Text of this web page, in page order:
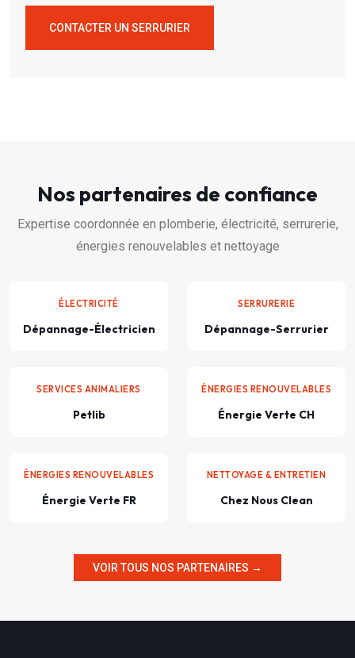
CONTACTER UN SERRURIER
Nos partenaires de confiance
Expertise coordonnée en plomberie, électricité, serrurerie,
énergies renouvelables et nettoyage
ÉLECTRICITÉ
Dépannage-Électricien
SERRURERIE
Dépannage-Serrurier
SERVICES ANIMALIERS
Petlib
ÉNERGIES RENOUVELABLES
Énergie Verte CH
ÉNERGIES RENOUVELABLES
Énergie Verte FR
NETTOYAGE & ENTRETIEN
Chez Nous Clean
VOIR TOUS NOS PARTENAIRES →